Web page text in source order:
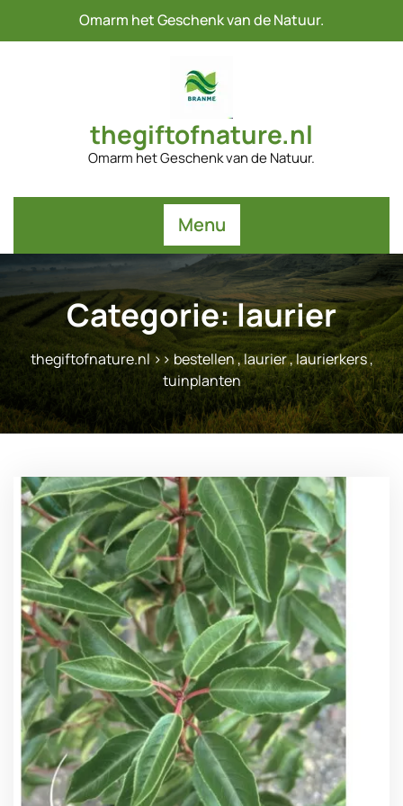
Omarm het Geschenk van de Natuur.
thegiftofnature.nl
Omarm het Geschenk van de Natuur.
Menu
Categorie:laurier
thegiftofnature.nl>>bestellen,laurier,laurierkers,
tuinplanten